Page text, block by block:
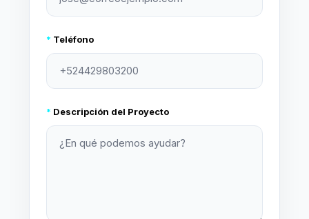
* Teléfono
* Descripción del Proyecto